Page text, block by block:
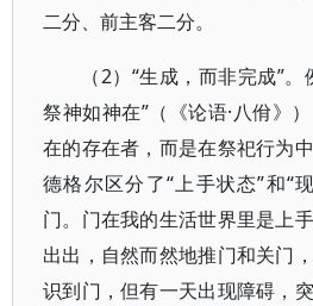
二分、前主客二分。
（2）“生成，而非完成”
祭神如神在”（《论语·八佾》
在的存在者，而是在祭祀行为
德格尔区分了“上手状态”和“
门。门在我的生活世界里是上
出出，自然而然地推门和关门
识到门，但有一天出现障碍，